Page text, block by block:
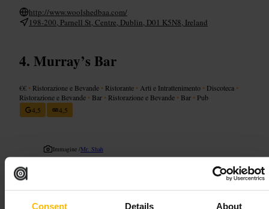
Consent Details About
http://www.woolshedbaa.com/
198-200, Parnell St, Centre, Dublin, D01 K5N8, Ireland
Murray’s Bar
€€ • Ristorazione e Bevande • Ristorante • Arti e Intrattenimento • Discoteca •
Ristorazione e Bevande • Bar • Ristorazione e Bevande • Bar • Pub
4,5
4,5
Immagine /Mr. Shah